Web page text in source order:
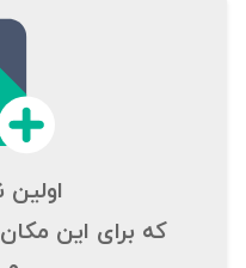
که برای این